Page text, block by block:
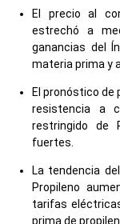
El precio al
estrechó a
ganancias del
materia prima y
El pronóstico de
resistencia a
restringido de
fuertes.
La tendencia
Propileno
tarifas
prima de